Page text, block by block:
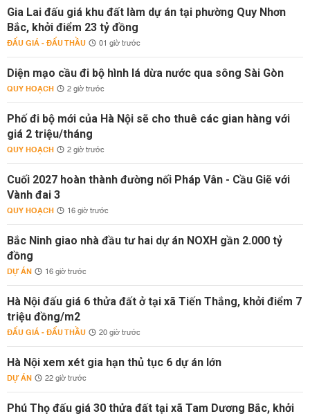
Gia Lai đấu giá khu đất làm dự án tại phường Quy Nhơn
Bắc, khởi điểm 23 tỷ đồng
ĐẤU GIÁ - ĐẤU THẦU 01 giờ trước
Diện mạo cầu đi bộ hình lá dừa nước qua sông Sài Gòn
QUY HOẠCH 2 giờ trước
Phố đi bộ mới của Hà Nội sẽ cho thuê các gian hàng với
giá 2 triệu/tháng
QUY HOẠCH 2 giờ trước
Cuối 2027 hoàn thành đường nối Pháp Vân - Cầu Giẽ với
Vành đai 3
QUY HOẠCH 16 giờ trước
Bắc Ninh giao nhà đầu tư hai dự án NOXH gần 2.000 tỷ
đồng
DỰ ÁN 16 giờ trước
Hà Nội đấu giá 6 thửa đất ở tại xã Tiến Thắng, khởi điểm 7
triệu đồng/m2
ĐẤU GIÁ - ĐẤU THẦU 20 giờ trước
Hà Nội xem xét gia hạn thủ tục 6 dự án lớn
DỰ ÁN 22 giờ trước
Phú Thọ đấu giá 30 thửa đất tại xã Tam Dương Bắc, khởi